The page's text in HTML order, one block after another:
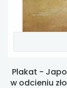
Plakat -
w odcieniu